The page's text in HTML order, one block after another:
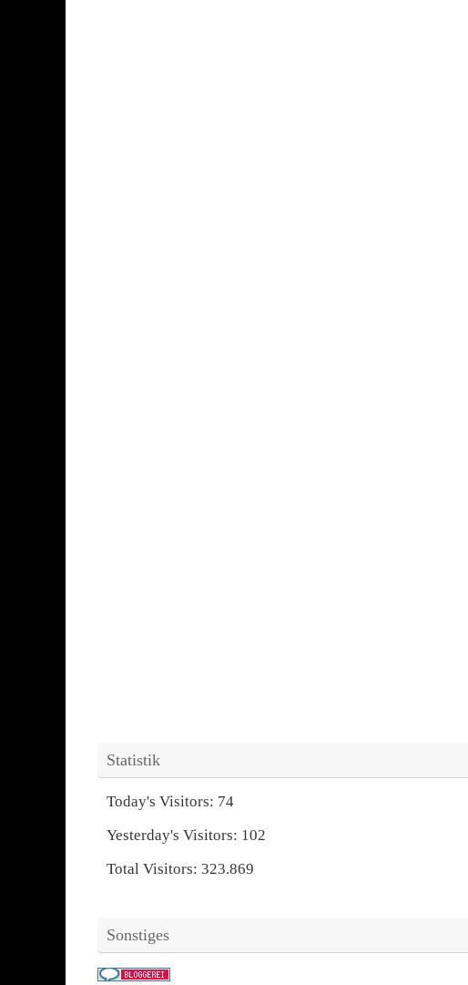
Statistik
Today's Visitors: 74
Yesterday's Visitors: 102
Total Visitors: 323.869
Sonstiges